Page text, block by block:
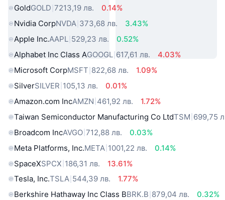
GoldGOLD 7213,19 лв.
0.14%
Nvidia CorpNVDA 373,68 лв.
3.43%
Apple Inc.AAPL 529,23 лв.
0.52%
Alphabet Inc Class AGOOGL 617,61 лв.
4.03%
Microsoft CorpMSFT 822,68 лв.
1.09%
SilverSILVER 105,13 лв.
0.01%
Amazon.com IncAMZN 461,92 лв.
1.72%
Taiwan Semiconductor Manufacturing Co LtdTSM 699,75
Broadcom IncAVGO 712,88 лв.
0.03%
Meta Platforms, Inc.META 1001,22 лв.
0.14%
SpaceXSPCX 186,31 лв.
13.61%
Tesla, Inc.TSLA 544,39 лв.
1.77%
Berkshire Hathaway Inc Class BBRK.B 879,04 лв.
0.32%